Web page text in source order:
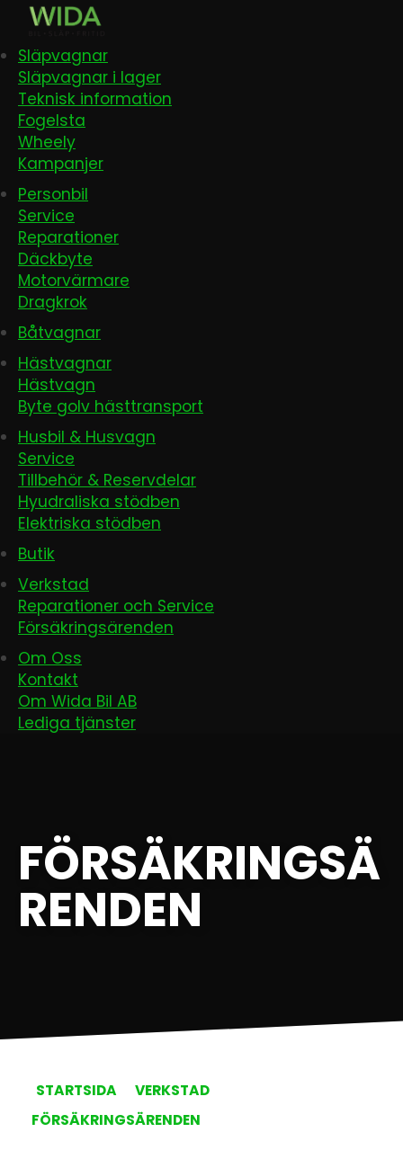
Släpvagnar
Släpvagnar i lager
Teknisk information
Fogelsta
Wheely
Kampanjer
Personbil
Service
Reparationer
Däckbyte
Motorvärmare
Dragkrok
Båtvagnar
Hästvagnar
Hästvagn
Byte golv hästtransport
Husbil & Husvagn
Service
Tillbehör & Reservdelar
Hyudraliska stödben
Elektriska stödben
Butik
Verkstad
Reparationer och Service
Försäkringsärenden
Om Oss
Kontakt
Om Wida Bil AB
Lediga tjänster
FÖRSÄKRINGSÄ
RENDEN
STARTSIDA
VERKSTAD
FÖRSÄKRINGSÄRENDEN